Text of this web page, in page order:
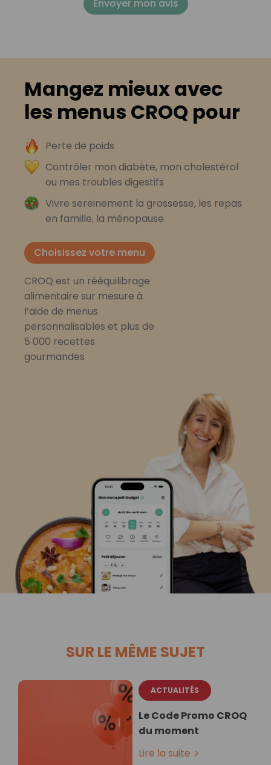
Envoyer mon avis
Mangez mieux avec
les menus CROQ pour
Perte de poids
Contrôler mon diabète, mon cholestérol
ou mes troubles digestifs
Vivre sereinement la grossesse, les repas
en famille, la ménopause
Choisissez votre menu
CROQ est un rééquilibrage
alimentaire sur mesure à
l’aide de menus
personnalisables et plus de
5 000 recettes
gourmandes
SUR LE MÊME SUJET
ACTUALITÉS
Le Code Promo CROQ
du moment
Lire la suite